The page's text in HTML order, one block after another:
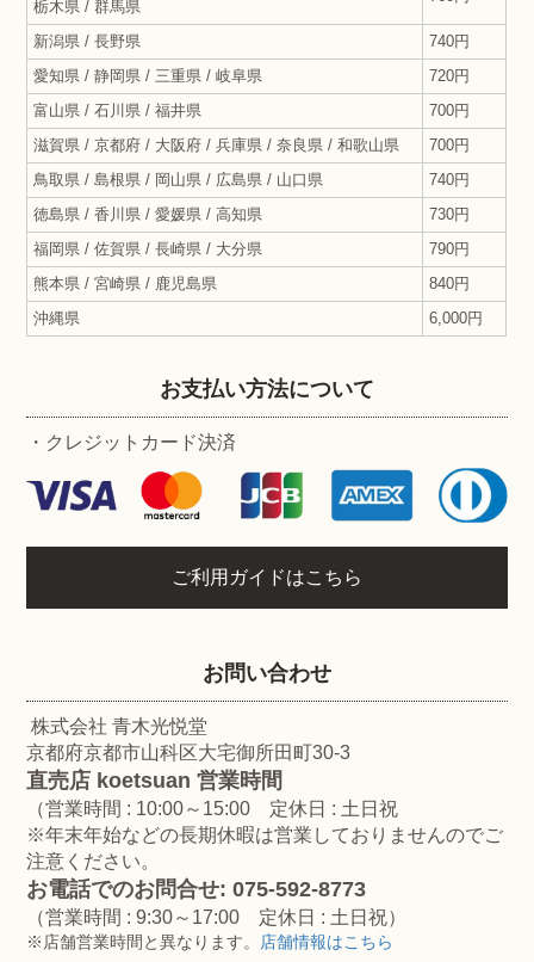
栃木県 / 群馬県
新潟県 / 長野県
740円
愛知県 / 静岡県 / 三重県 / 岐阜県
720円
富山県 / 石川県 / 福井県
700円
滋賀県 / 京都府 / 大阪府 / 兵庫県 / 奈良県 / 和歌山県
700円
鳥取県 / 島根県 / 岡山県 / 広島県 / 山口県
740円
徳島県 / 香川県 / 愛媛県 / 高知県
730円
福岡県 / 佐賀県 / 長崎県 / 大分県
790円
熊本県 / 宮崎県 / 鹿児島県
840円
沖縄県
6,000円
お支払い方法について
・クレジットカード決済
ご利用ガイドはこちら
お問い合わせ
株式会社 青木光悦堂
京都府京都市山科区大宅御所田町30-3
直売店 koetsuan 営業時間
（営業時間 : 10:00～15:00 定休日 : 土日祝
※年末年始などの長期休暇は営業しておりませんのでご
注意ください。
お電話でのお問合せ: 075-592-8773
（営業時間 : 9:30～17:00 定休日 : 土日祝）
※店舗営業時間と異なります。 店舗情報はこちら